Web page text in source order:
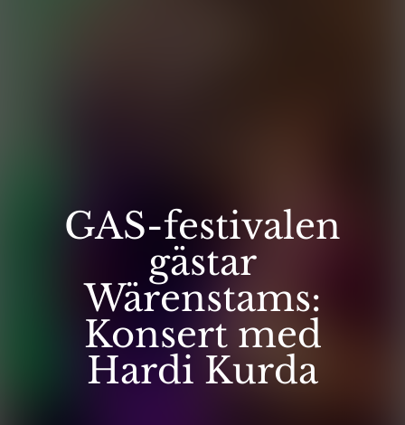
GAS-festivalen
gästar
Wärenstams:
Konsert med
Hardi Kurda